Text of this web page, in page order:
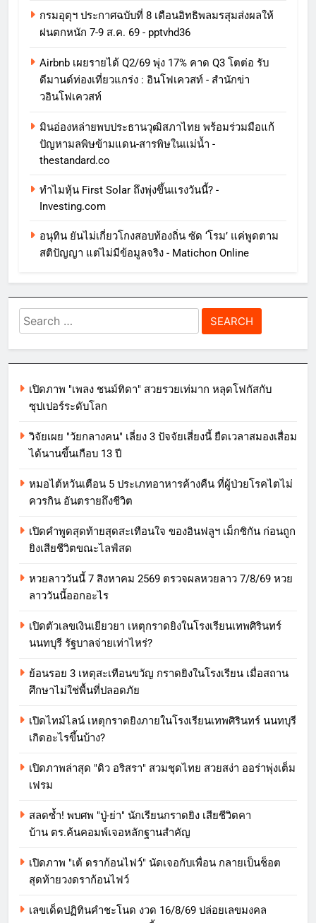
กรมอุตุฯ ประกาศฉบับที่ 8 เตือนอิทธิพลมรสุมส่งผลให้
ฝนตกหนัก 7-9 ส.ค. 69 - pptvhd36
Airbnb เผยรายได้ Q2/69 พุ่ง 17% คาด Q3 โตต่อ รับ
ดีมานด์ท่องเที่ยวแกร่ง : อินโฟเควสท์ - สำนักข่า
วอินโฟเควสท์
มินอ่องหล่ายพบประธานวุฒิสภาไทย พร้อมร่วมมือแก้
ปัญหามลพิษข้ามแดน-สารพิษในแม่น้ำ -
thestandard.co
ทําไมหุ้น First Solar ถึงพุ่งขึ้นแรงวันนี้? -
Investing.com
อนุทิน ยันไม่เกี่ยวโกงสอบท้องถิ่น ซัด ‘โรม’ แค่พูดตาม
สติปัญญา แต่ไม่มีข้อมูลจริง - Matichon Online
Search
for:
เปิดภาพ "เพลง ชนม์ทิดา" สวยรวยเท่มาก หลุดโฟกัสกับ
ซุปเปอร์ระดับโลก
วิจัยเผย "วัยกลางคน" เลี่ยง 3 ปัจจัยเสี่ยงนี้ ยืดเวลาสมองเสื่อม
ได้นานขึ้นเกือบ 13 ปี
หมอไต้หวันเตือน 5 ประเภทอาหารค้างคืน ที่ผู้ป่วยโรคไตไม่
ควรกิน อันตรายถึงชีวิต
เปิดคำพูดสุดท้ายสุดสะเทือนใจ ของอินฟลูฯ เม็กซิกัน ก่อนถูก
ยิงเสียชีวิตขณะไลฟ์สด
หวยลาววันนี้ 7 สิงหาคม 2569 ตรวจผลหวยลาว 7/8/69 หวย
ลาววันนี้ออกอะไร
เปิดตัวเลขเงินเยียวยา เหตุกราดยิงในโรงเรียนเทพศิรินทร์
นนทบุรี รัฐบาลจ่ายเท่าไหร่?
ย้อนรอย 3 เหตุสะเทือนขวัญ กราดยิงในโรงเรียน เมื่อสถาน
ศึกษาไม่ใช่พื้นที่ปลอดภัย
เปิดไทม์ไลน์ เหตุกราดยิงภายในโรงเรียนเทพศิรินทร์ นนทบุรี
เกิดอะไรขึ้นบ้าง?
เปิดภาพล่าสุด "ดิว อริสรา" สวมชุดไทย สวยสง่า ออร่าพุ่งเต็ม
เฟรม
สลดซ้ำ! พบศพ "ปู่-ย่า" นักเรียนกราดยิง เสียชีวิตคา
บ้าน ตร.ค้นคอมพ์เจอหลักฐานสำคัญ
เปิดภาพ "เต้ ดราก้อนไฟว์" นัดเจอกับเพื่อน กลายเป็นช็อต
สุดท้ายวงดราก้อนไฟว์
เลขเด็ดปฏิทินคำชะโนด งวด 16/8/69 ปล่อยเลขมงคล